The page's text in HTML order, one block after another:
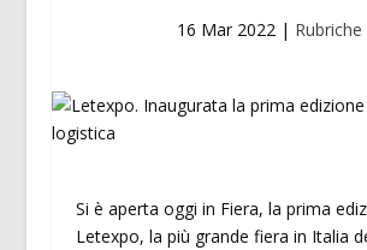
16 Mar 2022| Rubriche
Si è aperta oggi in Fiera, la prima
Letexpo, la più grande fiera in Italia